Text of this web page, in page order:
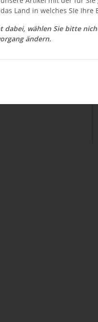
Land in welches SIe
dabei, wählen Sie bitte
ändern.